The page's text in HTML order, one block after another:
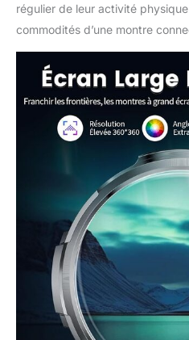
des
des
et
régulier de leur activité
commodités d’une montre